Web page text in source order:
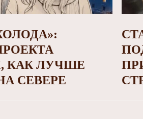
КАК ЛУЧШЕ
СЕВЕРЕ